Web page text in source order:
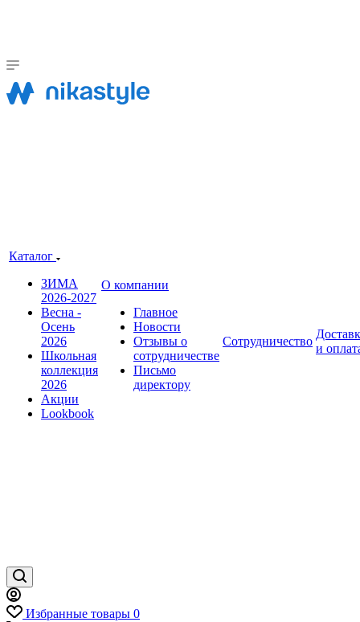
Каталог
ЗИМА
2026-2027
Весна -
Осень
2026
Школьная
коллекция
2026
Акции
Lookbook
О компании
Главное
Новости
Отзывы о
сотрудничестве
Письмо
директору
Сотрудничество
и
Избранные товары 0